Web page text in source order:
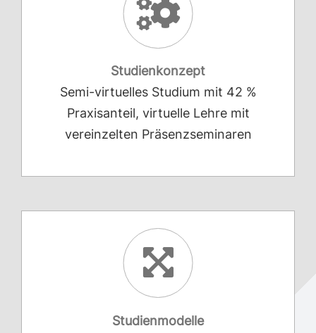
Studienkonzept
Semi-virtuelles Studium mit 42 %
Praxisanteil, virtuelle Lehre mit
vereinzelten Präsenzseminaren
Studienmodelle